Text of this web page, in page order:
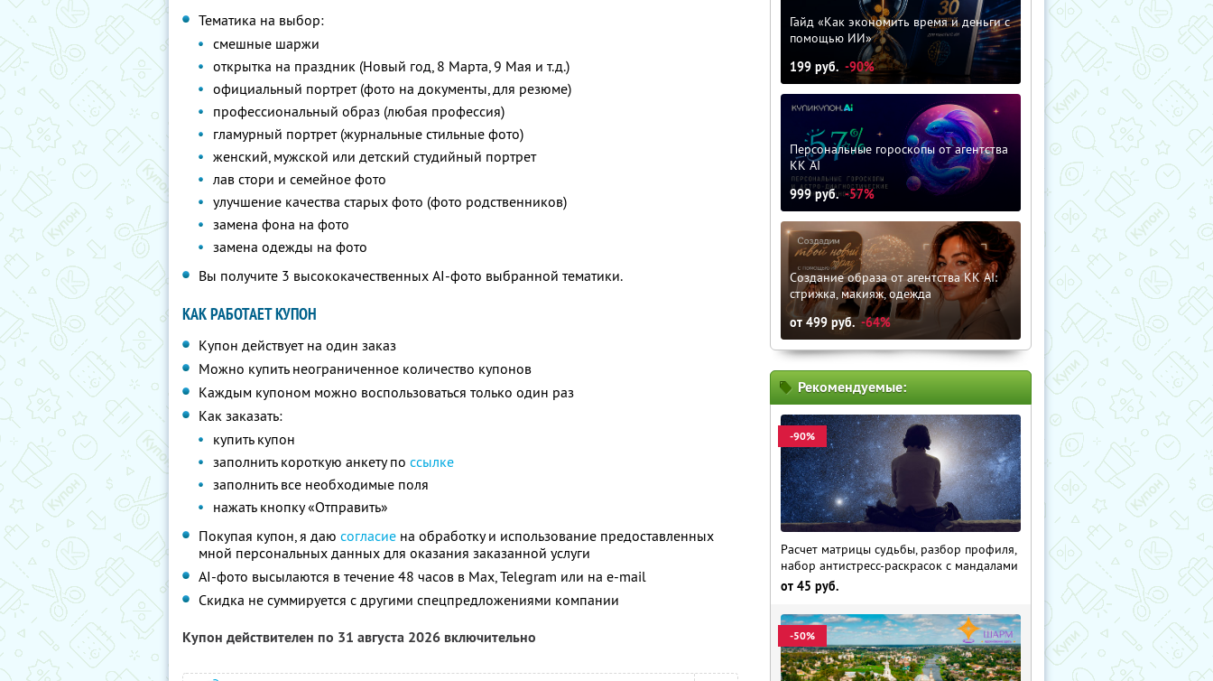
Тематика на выбор:
смешные шаржи
открытка на праздник (Новый год, 8 Марта, 9 Мая и т.д.)
официальный портрет (фото на документы, для резюме)
профессиональный образ (любая профессия)
гламурный портрет (журнальные стильные фото)
женский, мужской или детский студийный портрет
лав стори и семейное фото
улучшение качества старых фото (фото родственников)
замена фона на фото
замена одежды на фото
Вы получите 3 высококачественных AI-фото выбранной тематики.
КАК РАБОТАЕТ КУПОН
Купон действует на один заказ
Можно купить неограниченное количество купонов
Каждым купоном можно воспользоваться только один раз
Как заказать:
купить купон
заполнить короткую анкету по ссылке
заполнить все необходимые поля
нажать кнопку «Отправить»
Покупая купон, я даю согласие на обработку и использование предоставленных
мной персональных данных для оказания заказанной услуги
AI-фото высылаются в течение 48 часов в Max, Telegram или на e-mail
Скидка не суммируется с другими спецпредложениями компании
Купон действителен по 31 августа 2026 включительно
Гайд «Как экономить время и деньги с
помощью ИИ»
199 руб. -90%
Персональные гороскопы от агентства
KK AI
999руб. -57%
Создание образа от агентства KK AI:
стрижка, макияж, одежда
от 499 руб. -64%
Рекомендуемые:
-90%
Расчет матрицы судьбы, разбор профиля,
набор антистресс-раскрасок с мандалами
от 45 руб.
-50%